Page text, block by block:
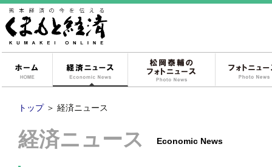
経済ニュース
トップ ＞ 経済ニュース
経済ニュース Economic News